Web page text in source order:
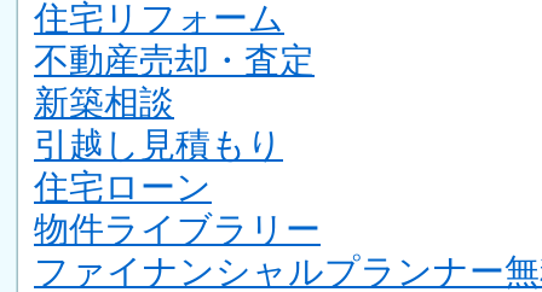
住宅リフォーム
不動産売却・査定
新築相談
引越し見積もり
住宅ローン
物件ライブラリー
ファイナンシャルプランナー